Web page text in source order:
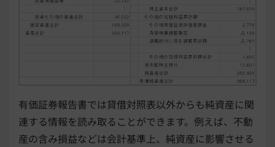
有価証券報告書では貸借対照表以外からも純資産に関
連する情報を読み取ることができます。例えば、不動
産の含み損益などは会計基準上、純資産に影響させる